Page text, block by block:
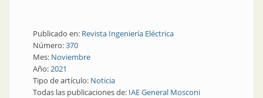
Publicado en: Revista Ingeniería Eléctrica
Número:370
Mes: Noviembre
Año:2021
Tipo de artículo: Noticia
Todas las publicaciones de: IAE General Mosconi